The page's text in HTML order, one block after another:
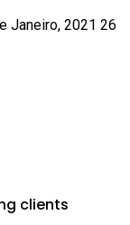
Janeiro, 2021 26
clients